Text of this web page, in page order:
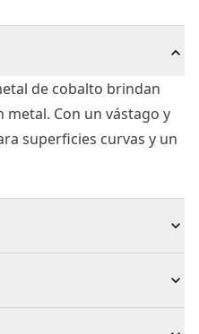
de cobalto brindan
Con un vástago y
superficies curvas y un